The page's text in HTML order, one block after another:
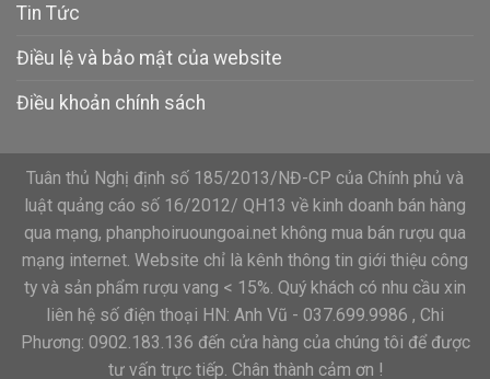
Tin Tức
Điều lệ và bảo mật của website
Điều khoản chính sách
Tuân thủ Nghị định số 185/2013/NĐ-CP của Chính phủ và
luật quảng cáo số 16/2012/ QH13 về kinh doanh bán hàng
qua mạng, phanphoiruoungoai.net không mua bán rượu qua
mạng internet. Website chỉ là kênh thông tin giới thiệu công
ty và sản phẩm rượu vang < 15%. Quý khách có nhu cầu xin
liên hệ số điện thoại HN: Anh Vũ - 037.699.9986 , Chi
Phương: 0902.183.136 đến cửa hàng của chúng tôi để được
tư vấn trực tiếp. Chân thành cảm ơn !